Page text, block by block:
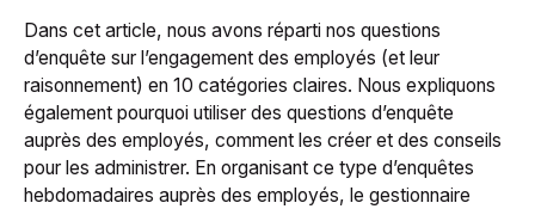
Dans cet article, nous avons réparti nos questions
d’enquête sur l’engagement des employés (et leur
raisonnement) en 10 catégories claires. Nous expliquons
également pourquoi utiliser des questions d’enquête
auprès des employés, comment les créer et des conseils
pour les administrer. En organisant ce type d’enquêtes
hebdomadaires auprès des employés, le gestionnaire